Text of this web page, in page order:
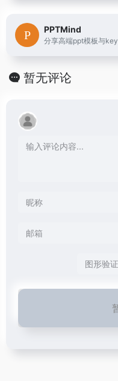
PPTMind
分享高端ppt模板与
暂无评论